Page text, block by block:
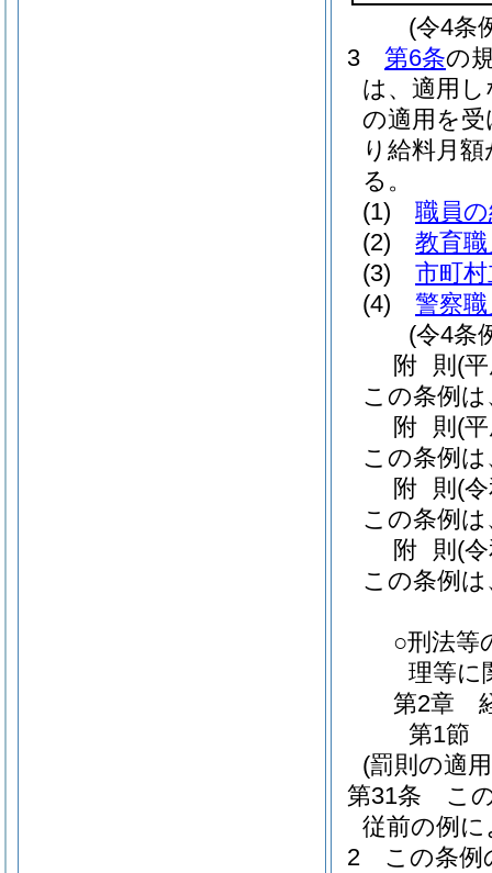
(令4条
3
第6条の
は、適用
の適用を
り給料月
る。
(1)
職員
(2)
教育
(3)
市町
(4)
警察
(令4条
附 則 (
この条例
附 則 (
この条例
附 則 (
この条例
附 則 (
この条例
○刑法等
理等に
第2章
第1節
(罰則の適
第31条
こ
従前の例
2
この条例